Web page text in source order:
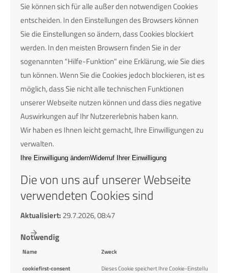
Sie können sich für alle außer den notwendigen Cookies
entscheiden. In den Einstellungen des Browsers können
Sie die Einstellungen so ändern, dass Cookies blockiert
werden. In den meisten Browsern finden Sie in der
sogenannten "Hilfe-Funktion" eine Erklärung, wie Sie dies
tun können. Wenn Sie die Cookies jedoch blockieren, ist es
möglich, dass Sie nicht alle technischen Funktionen
unserer Webseite nutzen können und dass dies negative
Auswirkungen auf Ihr Nutzererlebnis haben kann.
Wir haben es Ihnen leicht gemacht, Ihre Einwilligungen zu
verwalten.
Ihre Einwilligung ändernWiderruf Ihrer Einwilligung
Die von uns auf unserer Webseite
verwendeten Cookies sind
Aktualisiert: 29.7.2026, 08:47
Notwendig
Name Zweck
cookiefirst-consent
Dieses Cookie speichert Ihre Cookie-Einstellungen